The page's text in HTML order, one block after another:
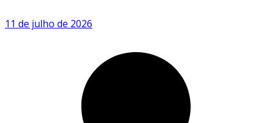
11 de julho de 2026